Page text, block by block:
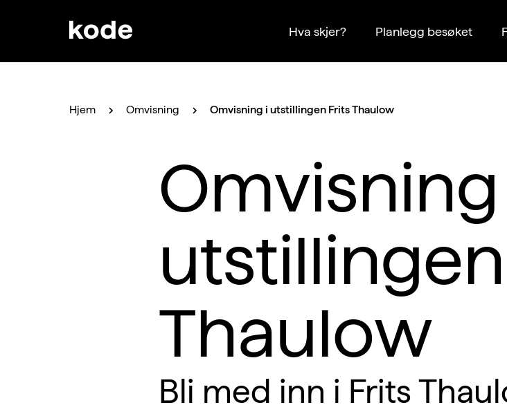
Hva skjer? Planlegg besøket
Hjem Omvisning Omvisning i utstillingen Frits Thaulow
Omvisning
Thaulow
Bli med inn i Frits